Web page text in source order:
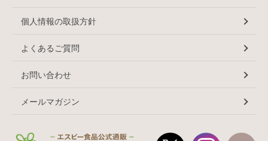
個人情報の取扱方針
よくあるご質問
お問い合わせ
メールマガジン